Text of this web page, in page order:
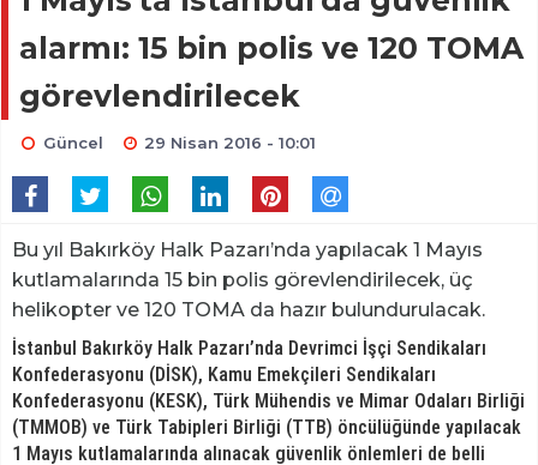
alarmı: 15 bin polis ve 120 TOMA
görevlendirilecek
Güncel 29 Nisan 2016 - 10:01
Bu yıl Bakırköy Halk Pazarı’nda yapılacak 1 Mayıs
kutlamalarında 15 bin polis görevlendirilecek, üç
helikopter ve 120 TOMA da hazır bulundurulacak.
İstanbul Bakırköy Halk Pazarı’nda Devrimci İşçi Sendikaları
Konfederasyonu (DİSK), Kamu Emekçileri Sendikaları
Konfederasyonu (KESK), Türk Mühendis ve Mimar Odaları Birliği
(TMMOB) ve Türk Tabipleri Birliği (TTB) öncülüğünde yapılacak
1 Mayıs kutlamalarında alınacak güvenlik önlemleri de belli